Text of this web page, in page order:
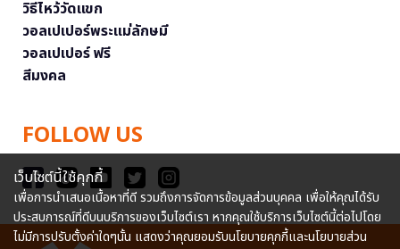
วิธีไหว้วัดแขก
วอลเปเปอร์พระแม่ลักษมี
วอลเปเปอร์ ฟรี
สีมงคล
FOLLOW US
เว็บไซต์นี้ใช้คุกกี้
เพื่อการนำเสนอเนื้อหาที่ดี รวมถึงการจัดการข้อมูลส่วนบุคคล เพื่อให้คุณได้รับ
ประสบการณ์ที่ดีบนบริการของเว็บไซต์เรา หากคุณใช้บริการเว็บไซต์นี้ต่อไปโดย
ไม่มีการปรับตั้งค่าใดๆนั้น แสดงว่าคุณยอมรับนโยบายคุกกี้และนโยบายส่วน